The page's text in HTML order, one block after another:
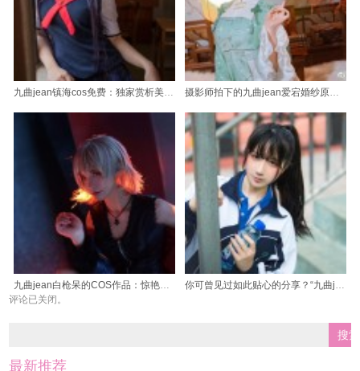
九曲jean镇海cos免费：独家赏析美丽人像摄影作品 摄影师拍下的九曲jean爱宕婚纱原图，不可错过
评论已关闭。
最新推荐